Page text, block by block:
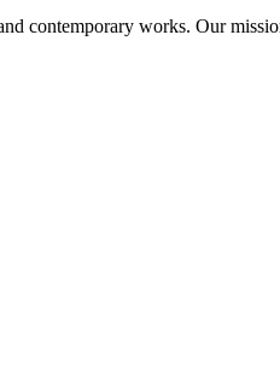
contemporary works. Our